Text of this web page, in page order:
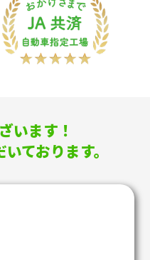
います！
ております。